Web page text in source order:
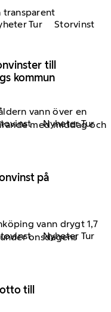
Tur Storvinst
till
kommun
Nyheter Tur
på
Nyheter Tur
till